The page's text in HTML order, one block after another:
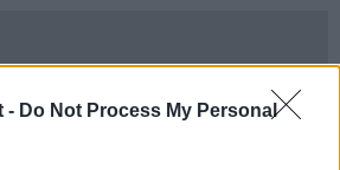
- Do Not Process My Personal
—